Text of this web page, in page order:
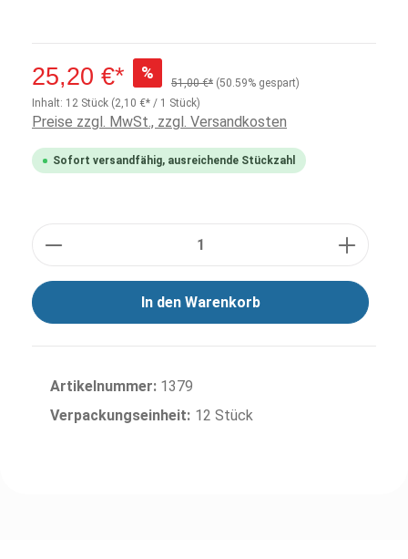
25,20 €* %
51,00 €* (50.59% gespart)
Inhalt: 12 Stück (2,10 €* / 1 Stück)
Preise zzgl. MwSt., zzgl. Versandkosten
Sofort versandfähig, ausreichende Stückzahl
In den Warenkorb
Artikelnummer: 1379
Verpackungseinheit: 12 Stück